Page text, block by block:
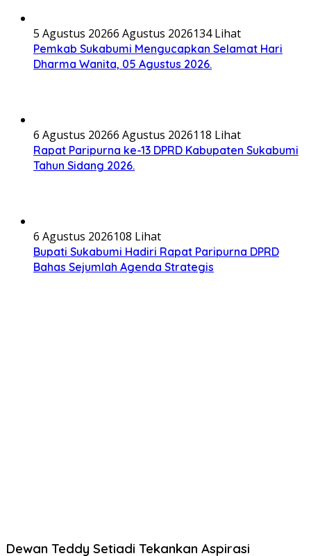
5 Agustus 20266 Agustus 2026134 Lihat
Pemkab Sukabumi Mengucapkan Selamat Hari
Dharma Wanita, 05 Agustus 2026.
6 Agustus 20266 Agustus 2026118 Lihat
Rapat Paripurna ke-13 DPRD Kabupaten Sukabumi
Tahun Sidang 2026.
6 Agustus 2026108 Lihat
Bupati Sukabumi Hadiri Rapat Paripurna DPRD
Bahas Sejumlah Agenda Strategis
Dewan Teddy Setiadi Tekankan Aspirasi